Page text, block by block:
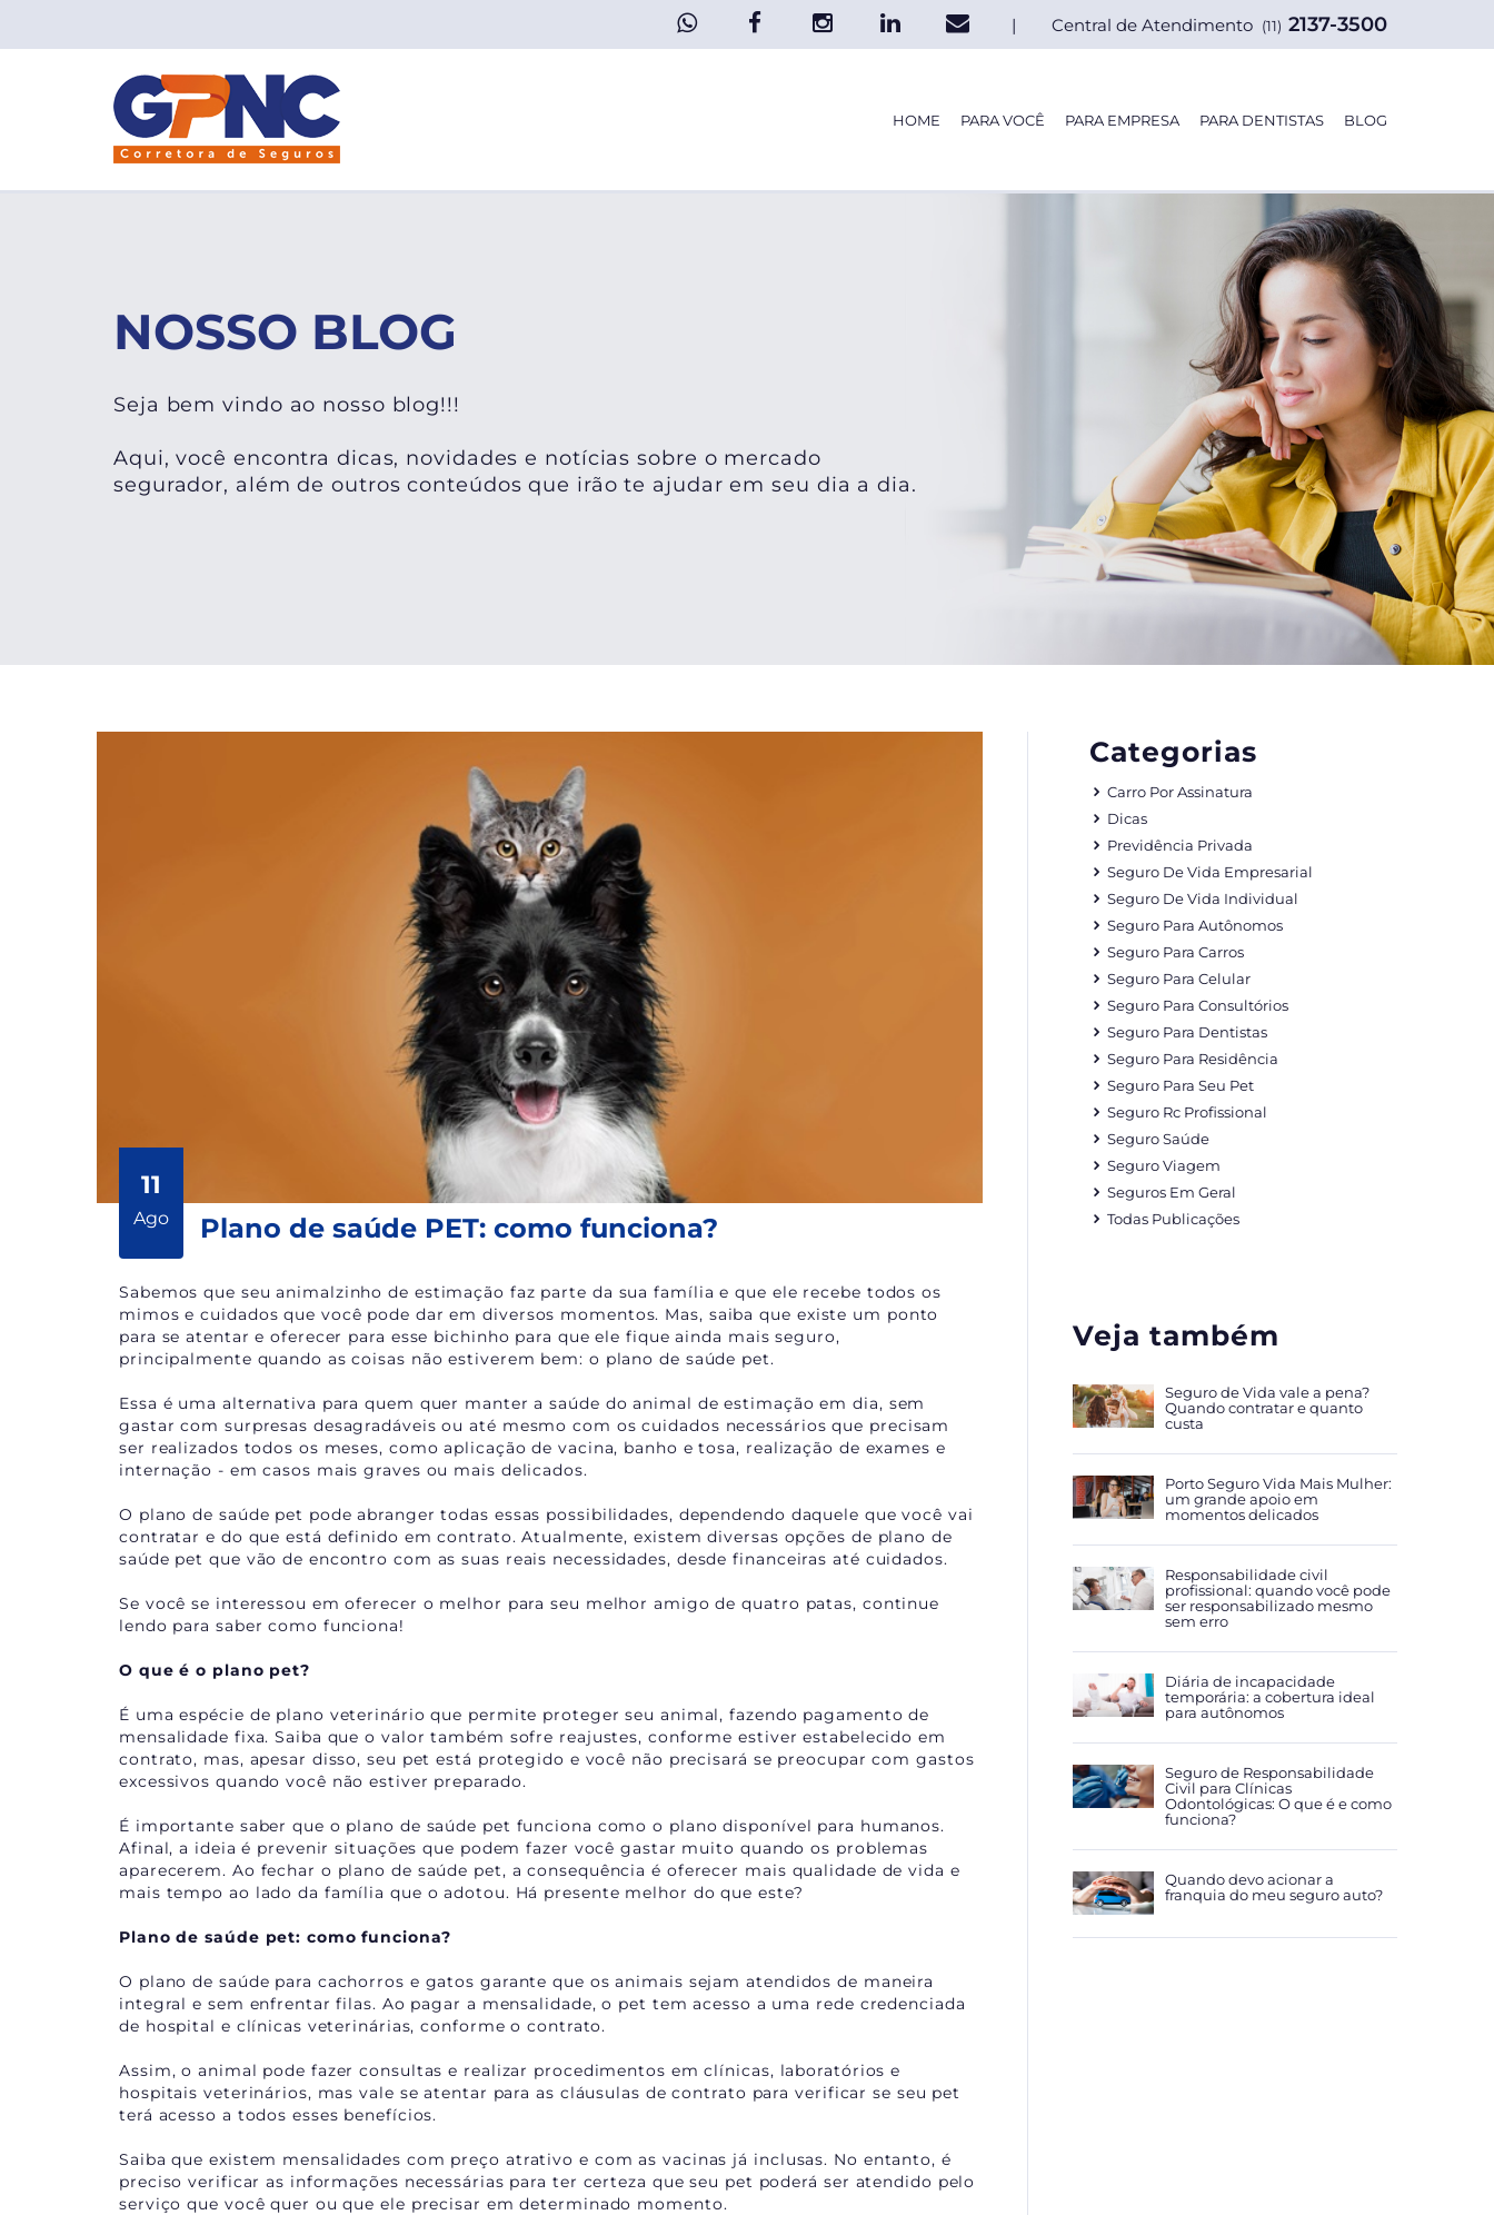
| Central de Atendimento (11) 2137-3500
HOME PARA VOCÊ PARA EMPRESA PARA DENTISTAS BLOG
NOSSO BLOG
Seja bem vindo ao nosso blog!!!
Aqui, você encontra dicas, novidades e notícias sobre o mercado
segurador, além de outros conteúdos que irão te ajudar em seu dia a dia.
11
Ago Plano de saúde PET: como funciona?
Sabemos que seu animalzinho de estimação faz parte da sua família e que ele recebe todos os
mimos e cuidados que você pode dar em diversos momentos. Mas, saiba que existe um ponto
para se atentar e oferecer para esse bichinho para que ele fique ainda mais seguro,
principalmente quando as coisas não estiverem bem: o plano de saúde pet.
Essa é uma alternativa para quem quer manter a saúde do animal de estimação em dia, sem
gastar com surpresas desagradáveis ou até mesmo com os cuidados necessários que precisam
ser realizados todos os meses, como aplicação de vacina, banho e tosa, realização de exames e
internação - em casos mais graves ou mais delicados.
O plano de saúde pet pode abranger todas essas possibilidades, dependendo daquele que você vai
contratar e do que está definido em contrato. Atualmente, existem diversas opções de plano de
saúde pet que vão de encontro com as suas reais necessidades, desde financeiras até cuidados.
Se você se interessou em oferecer o melhor para seu melhor amigo de quatro patas, continue
lendo para saber como funciona!
O que é o plano pet?
É uma espécie de plano veterinário que permite proteger seu animal, fazendo pagamento de
mensalidade fixa. Saiba que o valor também sofre reajustes, conforme estiver estabelecido em
contrato, mas, apesar disso, seu pet está protegido e você não precisará se preocupar com gastos
excessivos quando você não estiver preparado.
É importante saber que o plano de saúde pet funciona como o plano disponível para humanos.
Afinal, a ideia é prevenir situações que podem fazer você gastar muito quando os problemas
aparecerem. Ao fechar o plano de saúde pet, a consequência é oferecer mais qualidade de vida e
mais tempo ao lado da família que o adotou. Há presente melhor do que este?
Plano de saúde pet: como funciona?
O plano de saúde para cachorros e gatos garante que os animais sejam atendidos de maneira
integral e sem enfrentar filas. Ao pagar a mensalidade, o pet tem acesso a uma rede credenciada
de hospital e clínicas veterinárias, conforme o contrato.
Assim, o animal pode fazer consultas e realizar procedimentos em clínicas, laboratórios e
hospitais veterinários, mas vale se atentar para as cláusulas de contrato para verificar se seu pet
terá acesso a todos esses benefícios.
Saiba que existem mensalidades com preço atrativo e com as vacinas já inclusas. No entanto, é
preciso verificar as informações necessárias para ter certeza que seu pet poderá ser atendido pelo
serviço que você quer ou que ele precisar em determinado momento.
Categorias
Carro Por Assinatura
Dicas
Previdência Privada
Seguro De Vida Empresarial
Seguro De Vida Individual
Seguro Para Autônomos
Seguro Para Carros
Seguro Para Celular
Seguro Para Consultórios
Seguro Para Dentistas
Seguro Para Residência
Seguro Para Seu Pet
Seguro Rc Profissional
Seguro Saúde
Seguro Viagem
Seguros Em Geral
Todas Publicações
Veja também
Seguro de Vida vale a pena?
Quando contratar e quanto
custa
Porto Seguro Vida Mais Mulher:
um grande apoio em
momentos delicados
Responsabilidade civil
profissional: quando você pode
ser responsabilizado mesmo
sem erro
Diária de incapacidade
temporária: a cobertura ideal
para autônomos
Seguro de Responsabilidade
Civil para Clínicas
Odontológicas: O que é e como
funciona?
Quando devo acionar a
franquia do meu seguro auto?